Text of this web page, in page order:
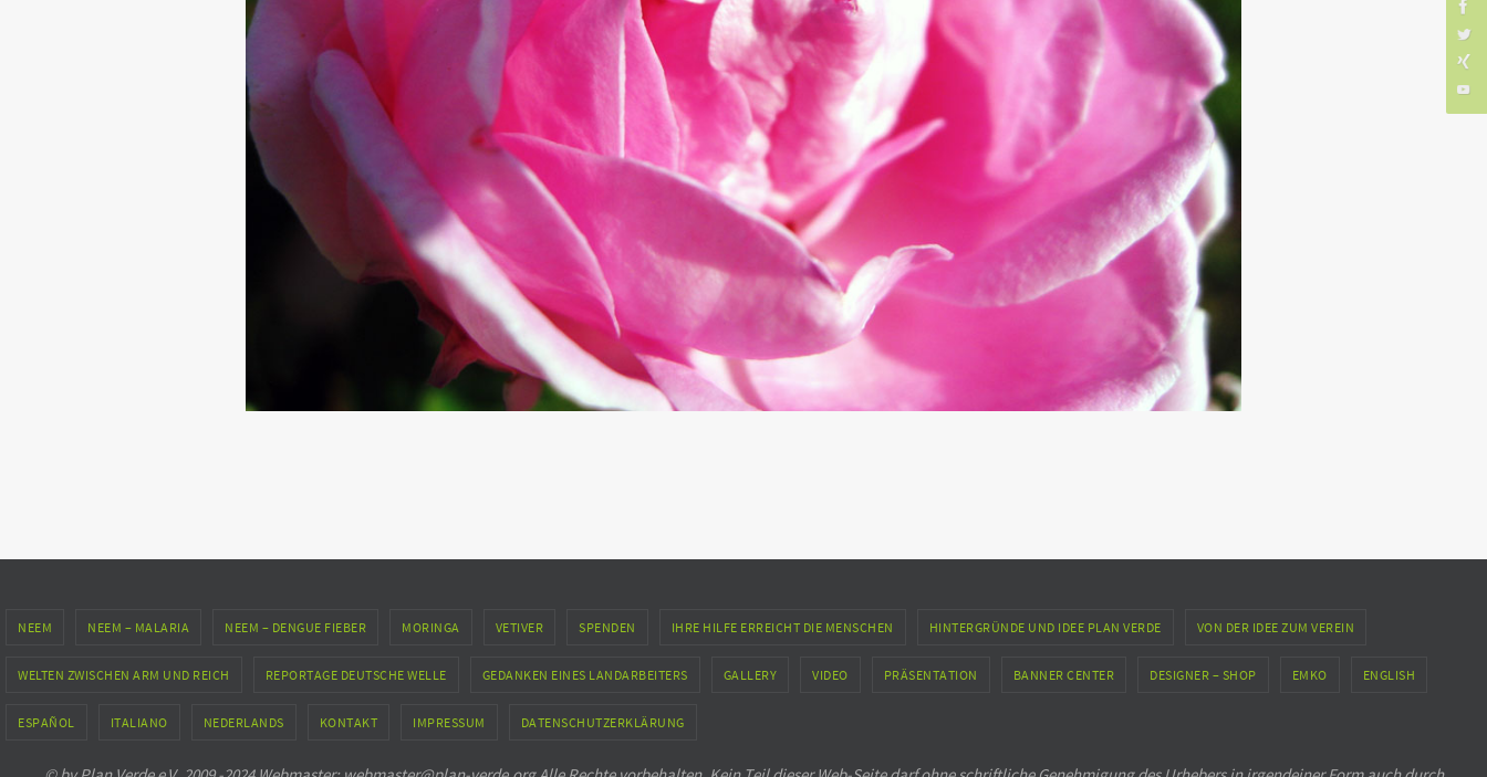
NEEM NEEM – MALARIA NEEM – DENGUE FIEBER MORINGA VETIVER SPENDEN IHRE HILFE ERREICHT DIE MENSCHEN HINTERGRÜNDE UND IDEE PLAN VERDE VON DER IDEE ZUM VEREIN
WELTEN ZWISCHEN ARM UND REICH REPORTAGE DEUTSCHE WELLE GEDANKEN EINES LANDARBEITERS GALLERY VIDEO PRÄSENTATION BANNER CENTER DESIGNER – SHOP EMKO ENGLISH
ESPAÑOL ITALIANO NEDERLANDS KONTAKT IMPRESSUM DATENSCHUTZERKLÄRUNG